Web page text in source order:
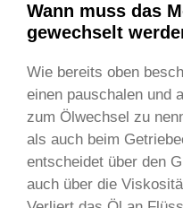
Wann muss das
gewechselt
Wie bereits oben
einen pauschalen und
zum Ölwechsel zu
als auch beim
entscheidet über den
auch über die